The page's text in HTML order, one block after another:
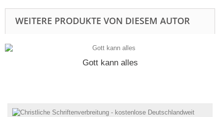
WEITERE PRODUKTE VON DIESEM AUTOR
Gott kann alles